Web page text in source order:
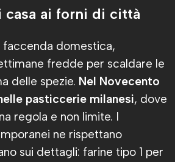
casa ai forni di città
faccenda domestica,
fredde per scaldare le
delle spezie. Nel Novecento
pasticcerie milanesi, dove
regola e non limite. I
ne rispettano
sui dettagli: farine tipo 1 per